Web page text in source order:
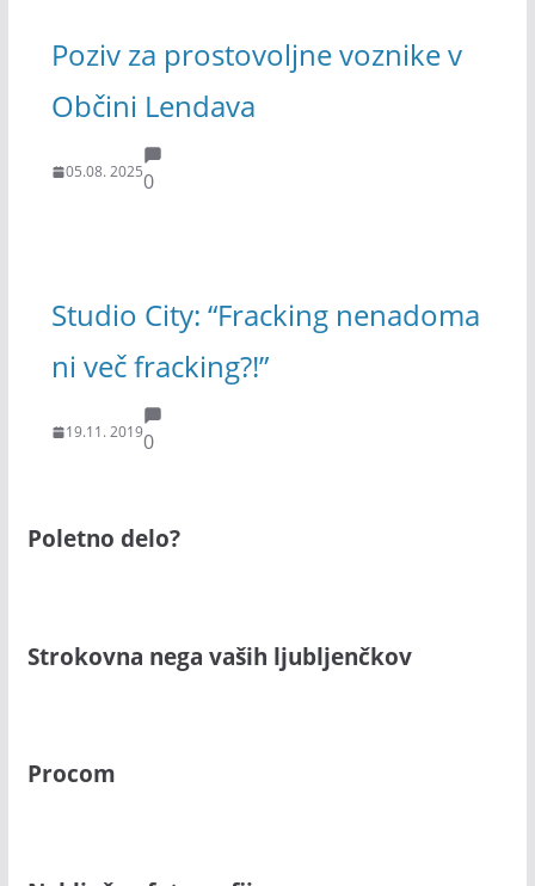
Poziv za prostovoljne voznike v
Občini Lendava
05.08. 20250
Studio City: “Fracking nenadoma
ni več fracking?!”
19.11. 20190
Poletno delo?
Strokovna nega vaših ljubljenčkov
Procom